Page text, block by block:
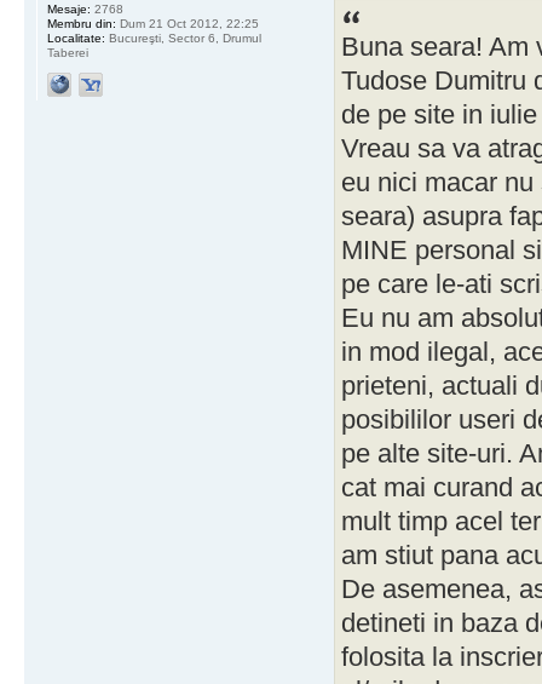
Buna seara! Am
Tudose Dumitru
de pe site in
Vreau sa va
eu nici macar
seara) asupra
MINE personal
pe care le-ati
Eu nu am
in mod ilegal,
prieteni, actuali
posibililor useri
pe alte site-uri.
cat mai curand
mult timp acel
am stiut pana
De asemenea,
detineti in baza
folosita la
Mesaje: 2768
Membru din: Dum 21 Oct 2012, 22:25
Localitate: Bucureşti, Sector 6, Drumul
Taberei